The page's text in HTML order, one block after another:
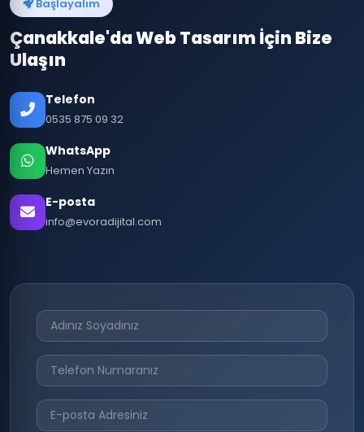
Başlayalım
Çanakkale'da Web Tasarım İçin Bize
Ulaşın
Telefon
0535 875 09 32
WhatsApp
Hemen Yazın
E-posta
info@evoradijital.com